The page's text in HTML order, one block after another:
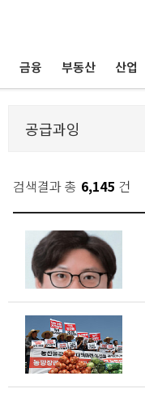
금융 부동산 산업
검색결과 총 6,145 건